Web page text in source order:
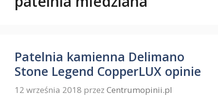
Patelnia kamienna Delimano
Stone Legend CopperLUX opinie
12 września 2018 przez Centrumopinii.pl